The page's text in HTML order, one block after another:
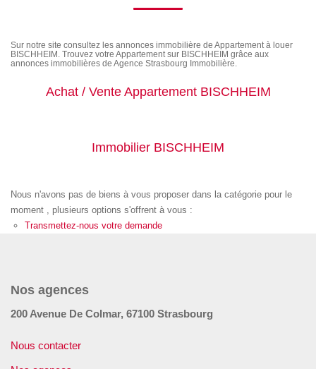
Consulter Nos Annonces
IMMEUBLE
Créer une alerte
Sur notre site consultez les annonces immobilière de Appartement à louer
BISCHHEIM. Trouvez votre Appartement sur BISCHHEIM grâce aux
annonces immobilières de Agence Strasbourg Immobilière.
Achat / Vente Appartement BISCHHEIM
Immobilier BISCHHEIM
Nous n'avons pas de biens à vous proposer dans la catégorie pour le
moment , plusieurs options s'offrent à vous :
Transmettez-nous votre demande
Nos agences
200 Avenue De Colmar, 67100 Strasbourg
Nous contacter